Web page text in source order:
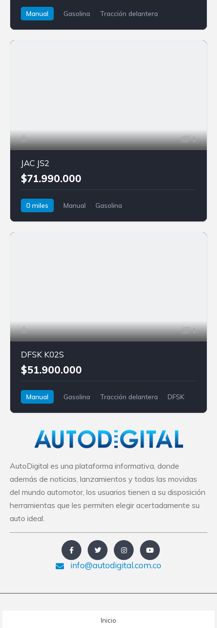
Manual Gasolina
Tracción delantera
1
JAC JS2
$71.990.000
0 miles Manual
Gasolina
1
DFSK K02S
$51.900.000
Manual Gasolina Tracción delantera
DFSK
AutoDigital es una plataforma informativa, donde
además de noticias, lanzamientos y todas las movidas
del mundo automotor, los usuarios tienen a su disposición
herramientas que les permiten elegir acertadamente su
auto ideal.
info@autodigital.com.co
Inicio